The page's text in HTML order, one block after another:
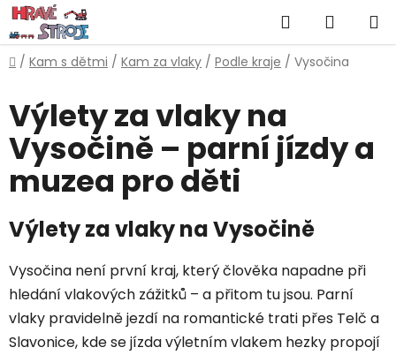
Přejít
na
obsah
Hledat
KOŠÍK
Domů
/ Kam s dětmi / Kam za vlaky / Podle kraje / Vysočina
Výlety za vlaky na
Vysočině – parní jízdy a
muzea pro děti
Výlety za vlaky na Vysočině
Vysočina není první kraj, který člověka napadne při
hledání vlakových zážitků – a přitom tu jsou. Parní
vlaky pravidelně jezdí na romantické trati přes Telč a
Slavonice, kde se jízda výletním vlakem hezky propojí